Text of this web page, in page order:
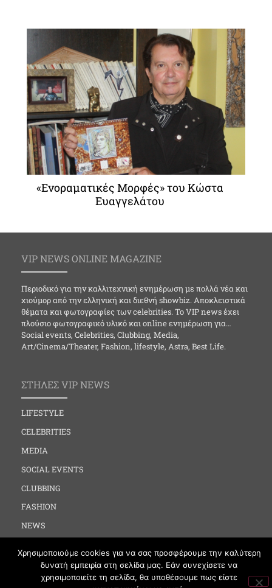
«Ενοραματικές Μορφές» του Κώστα
Ευαγγελάτου
VIP NEWS ONLINE MAGAZINE
Περιοδικό για την καλλιτεχνική ενημέρωση με πολλά νέα και
χιούμορ από την ελληνική και διεθνή showbiz. Αποκλειστικά
θέματα και φωτογραφίες των celebrities. Το VIP news έχει
πλούσιο φωτογραφικό υλικό και online ενημέρωση για…
Social events, Celebrities, Clubbing, Media,
Art/Cinema/Theater, Fashion, lifestyle, Astra, Best Life.
ΣΤΗΛΕΣ VIP NEWS
LIFESTYLE
CELEBRITIES
MEDIA
SOCIAL EVENTS
CLUBBING
FASHION
NEWS
ΧΡΗΣΙΜΑ
Χρησιμοποιούμε cookies για να σας προσφέρουμε την καλύτερη
δυνατή εμπειρία στη σελίδα μας. Εάν συνεχίσετε να
χρησιμοποιείτε τη σελίδα, θα υποθέσουμε πως είστε